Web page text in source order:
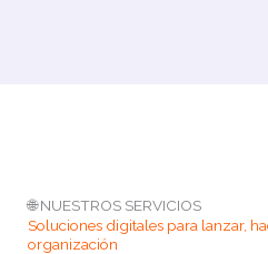
🌐 NUESTROS SERVICIOS
Soluciones digitales para lanzar,
organización